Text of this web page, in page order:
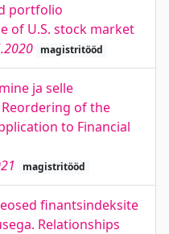
portfolio
of U.S. stock market
magistritööd
ja selle
of the
to Financial
magistritööd
finantsindeksite
Relationships